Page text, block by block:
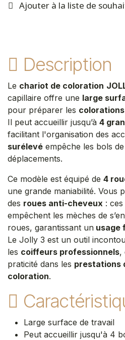
Ajouter à la liste de
Description
Le chariot de coloration
capillaire offre une large
pour préparer les
Il peut accueillir jusqu’à 4
facilitant l'organisation des
surélevé empêche les bols
déplacements.
Ce modèle est équipé de 4
une grande maniabilité. Vous
des roues anti-cheveux :
empêchent les mèches de
roues, garantissant un usage
Le Jolly 3 est un outil
les coiffeurs professionnels,
praticité dans les prestations
coloration.
Large surface de travail
Peut accueillir jusqu'à 4